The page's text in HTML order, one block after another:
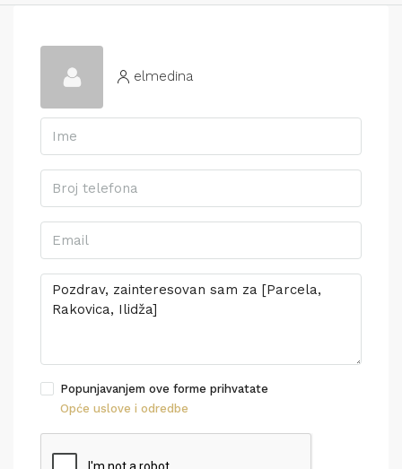
elmedina
Popunjavanjem ove forme prihvatate
Opće uslove i odredbe